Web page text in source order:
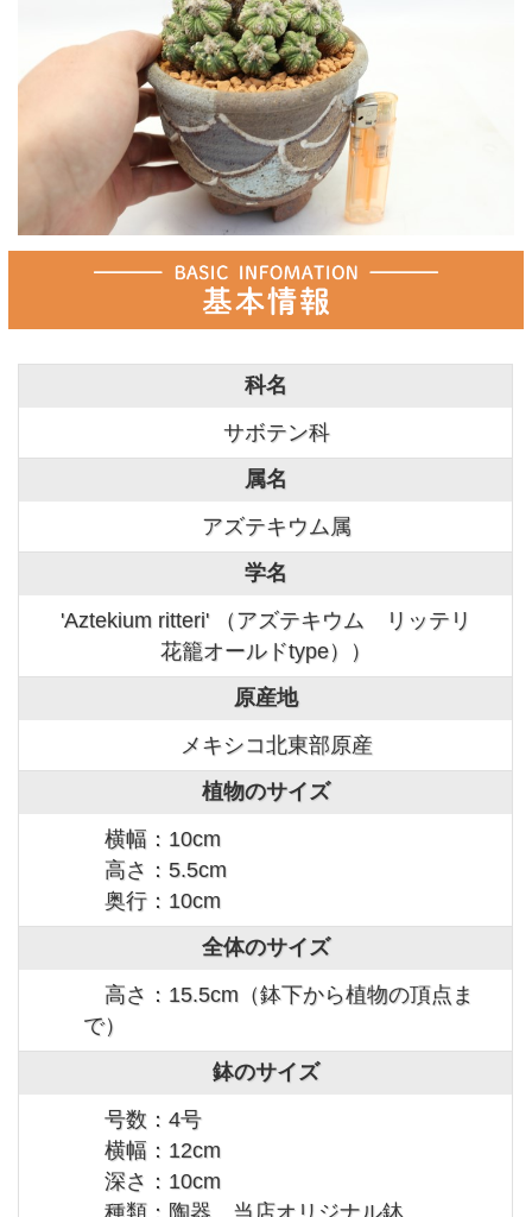
科名
サボテン科
属名
アズテキウム属
学名
'Aztekium ritteri' （アズテキウム リッテリ
花籠オールドtype））
原産地
メキシコ北東部原産
植物のサイズ
横幅：10cm
高さ：5.5cm
奥行：10cm
全体のサイズ
高さ：15.5cm（鉢下から植物の頂点ま
で）
鉢のサイズ
号数：4号
横幅：12cm
深さ：10cm
種類：陶器 当店オリジナル鉢